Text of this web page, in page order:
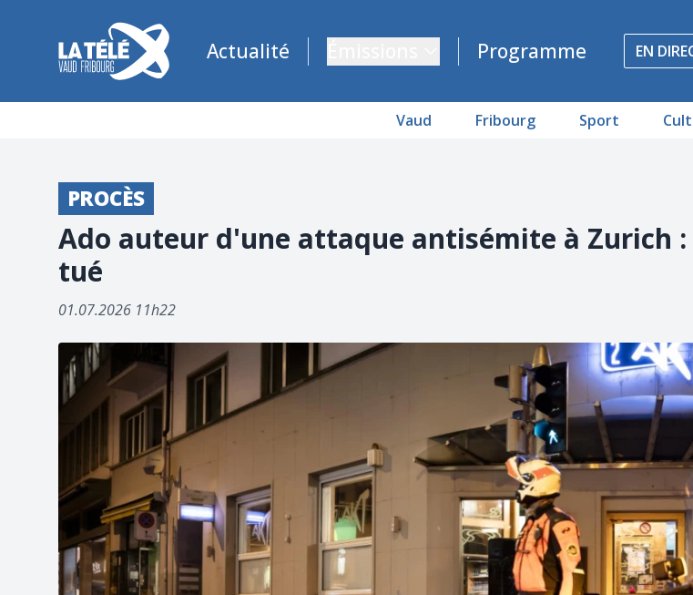
La Télé - Télévision régionale Vaud et Fribourg
Actualité Programme EN
Vaud Fribourg Sport
PROCÈS
Ado auteur d'une attaque antisémite à Zurich
tué
01.07.2026 11h22